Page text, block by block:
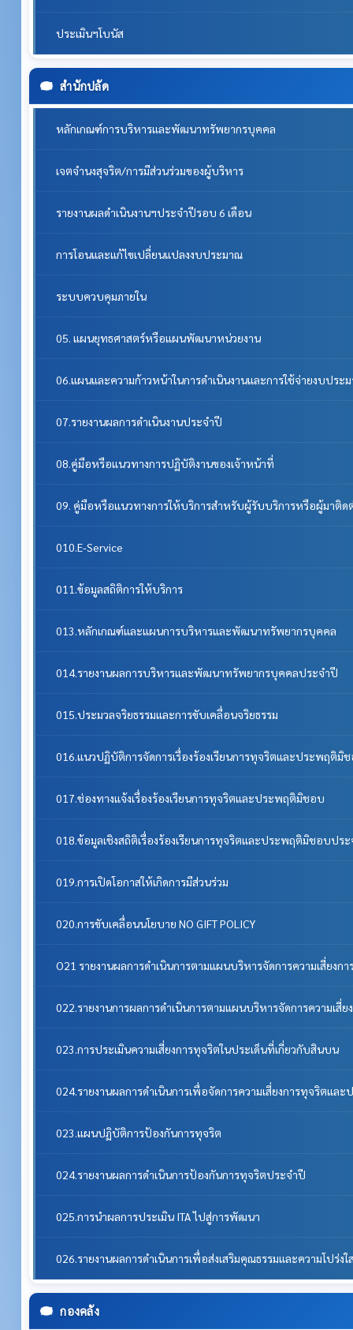
ประเมินฯโบนัส
สำนักปลัด
หลักเกณฑ์การบริหารและพัฒนาทรัพยากรบุคคล
เจตจำนงสุจริต/การมีส่วนร่วมของผู้บริหาร
รายงานผลดำเนินงานฯประจำปีรอบ 6 เดือน
การโอนและแก้ไขเปลี่ยนแปลงงบประมาณ
ระบบควบคุมภายใน
05. แผนยุทธศาสตร์หรือแผนพัฒนาหน่วยงาน
06.แผนและความก้าวหน้าในการดำเนินงานและการใช้จ่ายงบปร
07.รายงานผลการดำเนินงานประจำปี
08.คู่มือหรือแนวทางการปฏิบัติงานของเจ้าหน้าที่
09. คู่มือหรือแนวทางการให้บริการสำหรับผู้รับบริการหรือผู้มาติด
010.E-Service
011.ข้อมูลสถิติการให้บริการ
013.หลักเกณฑ์และแผนการบริหารและพัฒนาทรัพยากรบุคคล
014.รายงานผลการบริหารและพัฒนาทรัพยากรบุคคลประจําปี
015.ประมวลจริยธรรมและการขับเคลื่อนจริยธรรม
016.แนวปฏิบัติการจัดการเรื่องร้องเรียนการทุจริตและประพฤติมิ
017.ช่องทางแจ้งเรื่องร้องเรียนการทุจริตและประพฤติมิชอบ
018.ข้อมูลเชิงสถิติเรื่องร้องเรียนการทุจริตและประพฤติมิชอบปร
019.การเปิดโอกาสให้เกิดการมีส่วนร่วม
020.การขับเคลื่อนนโยบาย NO GIFT POLICY
O21 รายงานผลการดำเนินการตามแผนบริหารจัดการความเสี่ยงก
022.รายงานการผลการดำเนินการตามแผนบริหารจัดการความเสี่
023.การประเมินความเสี่ยงการทุจริตในประเด็นที่เกี่ยวกับสินบน
024.รายงานผลการดำเนินการเพื่อจัดการความเสี่ยงการทุจริตแ
023.แผนปฏิบัติการป้องกันการทุจริต
024.รายงานผลการดำเนินการป้องกันการทุจริตประจำปี
025.การนำผลการประเมิน ITA ไปสู่การพัฒนา
026.รายงานผลการดำเนินการเพื่อส่งเสริมคุณธรรมและความโปร่ง
กองคลัง